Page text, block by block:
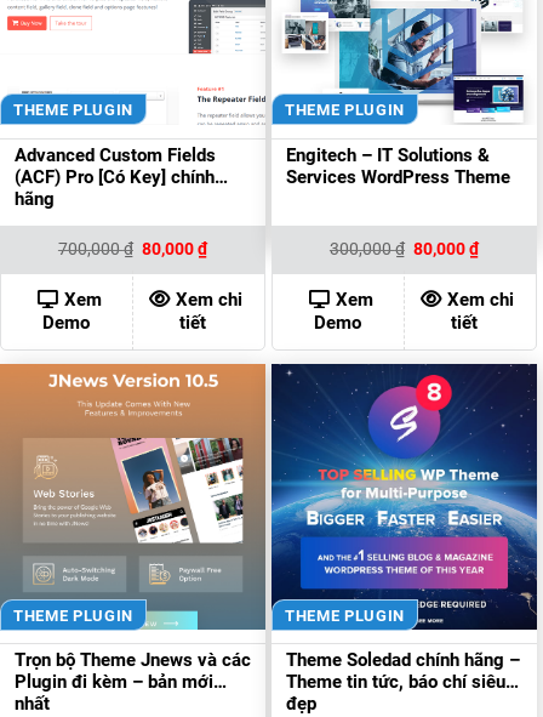
THEME PLUGIN
Advanced Custom Fields
(ACF) Pro [Có Key] chính
hãng
700,000₫ Giá
gốc
là:
700,000 ₫.
80,000₫Giá
hiện
tại
là:
80,000 ₫.
Xem
Demo
Xem chi
tiết
THEME PLUGIN
Engitech – IT Solutions &
Services WordPress Theme
300,000₫ Giá
gốc
là:
300,000 ₫.
80,000₫Giá
hiện
tại
là:
80,000
Xem
Demo
Xem chi
tiết
THEME PLUGIN
Trọn bộ Theme Jnews và các
Plugin đi kèm – bản mới
nhất
THEME PLUGIN
Theme Soledad chính hãng –
Theme tin tức, báo chí siêu
đẹp